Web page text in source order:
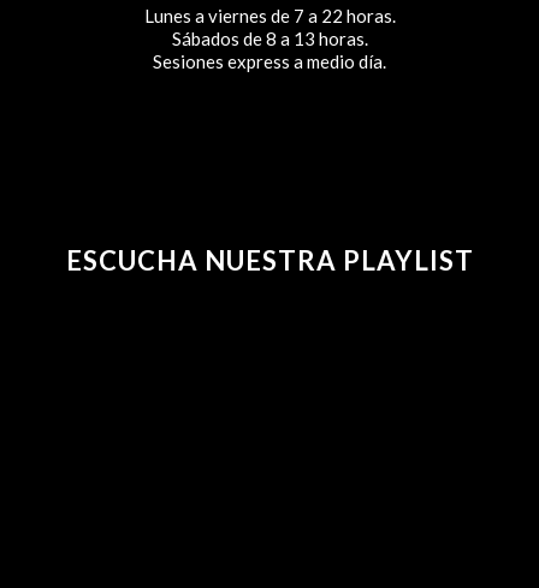
Lunes a viernes de 7 a 22 horas.
Sábados de 8 a 13 horas.
Sesiones express a medio día.
ESCUCHA NUESTRA PLAYLIST